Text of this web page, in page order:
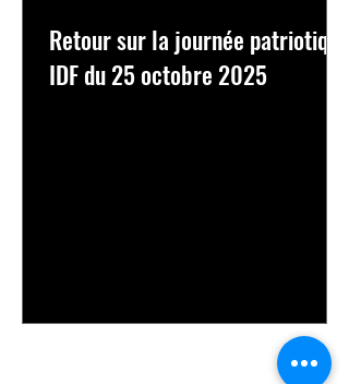
Retour sur la journée patriotique
IDF du 25 octobre 2025